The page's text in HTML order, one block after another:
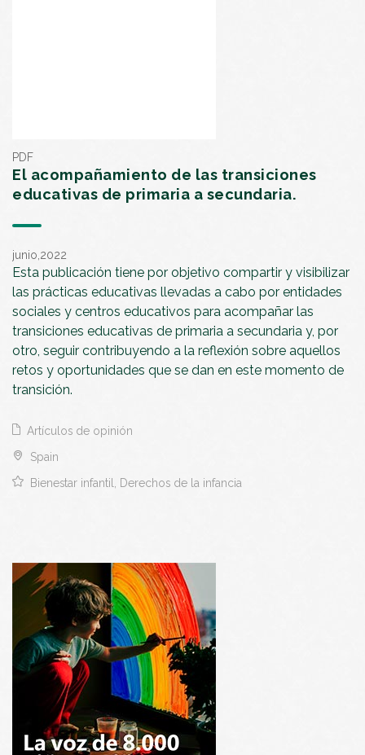
PDF
El acompañamiento de las transiciones
educativas de primaria a secundaria.
junio,2022
Esta publicación tiene por objetivo compartir y visibilizar
las prácticas educativas llevadas a cabo por entidades
sociales y centros educativos para acompañar las
transiciones educativas de primaria a secundaria y, por
otro, seguir contribuyendo a la reflexión sobre aquellos
retos y oportunidades que se dan en este momento de
transición.
Artículos de opinión
Spain
Bienestar infantil, Derechos de la infancia